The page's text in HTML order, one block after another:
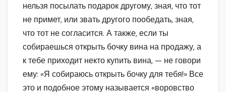
нельзя посылать подарок другому, зная, что тот
не примет, или звать другого пообедать, зная,
что тот не согласится. А также, если ты
собираешься открыть бочку вина на продажу, а
к тебе приходит некто купить вина, — не говори
ему: «Я собираюсь открыть бочку для тебя!» Все
это и подобное этому называется «воровство